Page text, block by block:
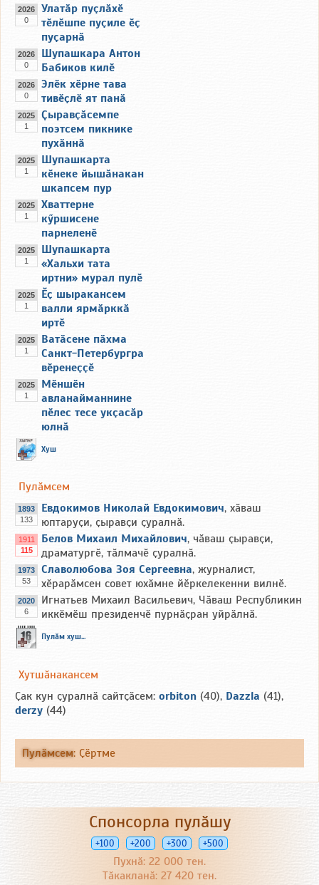
2026
0
Улатӑр пуҫлӑхӗ
тӗлӗшпе пуҫиле ӗҫ
пуҫарнӑ
2026
0
Шупашкара Антон
Бабиков килӗ
2026
0
Элӗк хӗрне тава
тивӗҫлӗ ят панӑ
2025
1
Ҫыравҫӑсемпе
поэтсем пикнике
пухӑннӑ
2025
1
Шупашкарта
кӗнеке йышӑнакан
шкапсем пур
2025
1
Хваттерне
кӳршисене
парнеленӗ
2025
1
Шупашкарта
«Хальхи тата
иртни» мурал пулӗ
2025
1
Ӗҫ шыракансем
валли ярмӑрккӑ
иртӗ
2025
1
Ватӑсене пӑхма
Санкт-Петербургра
вӗренеҫҫӗ
2025
1
Мӗншӗн
авланайманнине
пӗлес тесе укҫасӑр
юлнӑ
Хуш
Пулӑмсем
1893
133
Евдокимов Николай Евдокимович, xӑваш
юптаруҫи, ҫыравҫи ҫуралнӑ.
1911
115
Белов Михаил Михайлович, чӑваш ҫыравҫи,
драматургӗ, тӑлмачӗ ҫуралнӑ.
1973
53
Славолюбова Зоя Сергеевна, журналист,
хӗрарӑмсен совет юхӑмне йӗркелекенни вилнӗ.
2020
6
Игнатьев Михаил Васильевич, Чӑваш Республикин
иккӗмӗш президенчӗ пурнӑҫран уйрӑлнӑ.
Пулӑм хуш...
Хутшӑнакансем
Ҫак кун ҫуралнӑ сайтҫӑсем: orbiton (40), Dazzla (41),
derzy (44)
Пулӑмсем: Ҫӗртме
Спонсорла пулӑшу
+100 +200 +300 +500
Пухнӑ: 22 000 тен.
Тӑкакланӑ: 27 420 тен.